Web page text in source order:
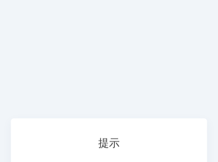
提示